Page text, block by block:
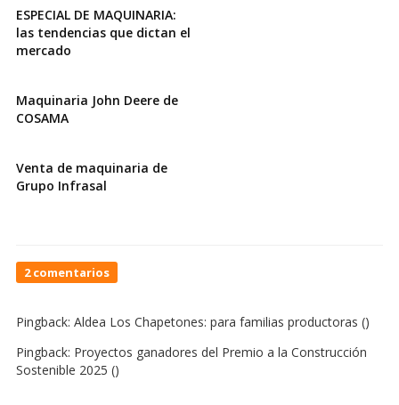
ESPECIAL DE MAQUINARIA:
las tendencias que dictan el
mercado
Maquinaria John Deere de
COSAMA
Venta de maquinaria de
Grupo Infrasal
2 comentariosOn
Autista:
Azul
Pingback: Aldea Los Chapetones: para familias productoras ()
Pingback: Proyectos ganadores del Premio a la Construcción
Sostenible 2025 ()